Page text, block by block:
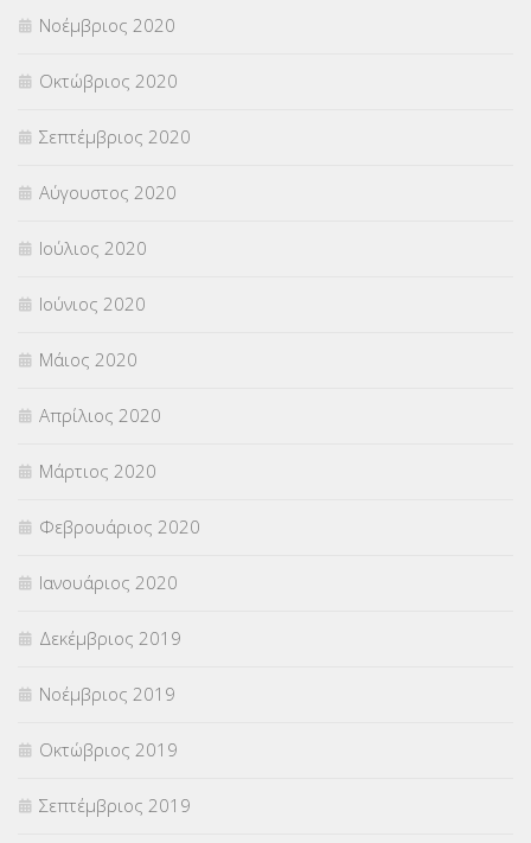
Νοέμβριος 2020
Οκτώβριος 2020
Σεπτέμβριος 2020
Αύγουστος 2020
Ιούλιος 2020
Ιούνιος 2020
Μάιος 2020
Απρίλιος 2020
Μάρτιος 2020
Φεβρουάριος 2020
Ιανουάριος 2020
Δεκέμβριος 2019
Νοέμβριος 2019
Οκτώβριος 2019
Σεπτέμβριος 2019